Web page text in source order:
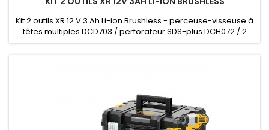
Kit 2 outils XR 12 V 3 Ah Li-ion Brushless - perceuse-visseuse à
têtes multiples DCD703 / perforateur SDS-plus DCH072 / 2
batteries DCB124 / chargeur DCB112 / Coffret TSTAK - 2